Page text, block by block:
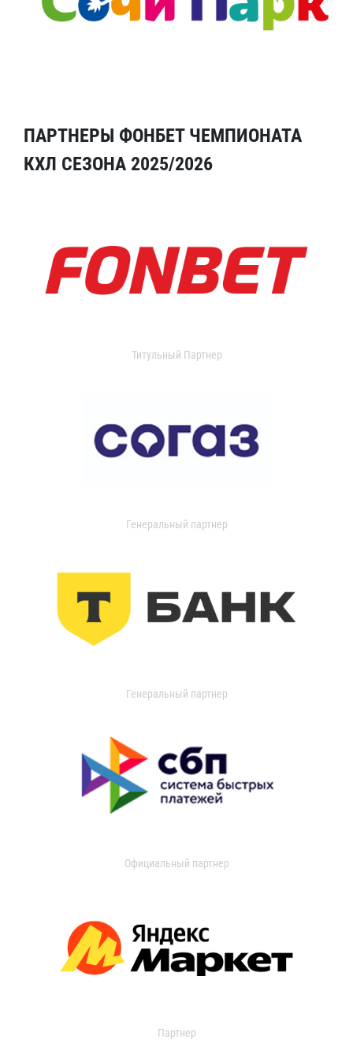
ПАРТНЕРЫ ФОНБЕТ ЧЕМПИОНАТА
КХЛ СЕЗОНА 2025/2026
Титульный Партнер
Генеральный партнер
Генеральный партнер
Официальный партнер
Партнер